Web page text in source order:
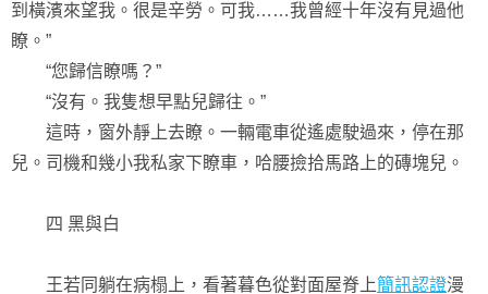
到橫濱來望我。很是辛勞。可我……我曾經十年沒有見過他
瞭。”
“您歸信瞭嗎？”
“沒有。我隻想早點兒歸往。”
這時，窗外靜上去瞭。一輛電車從遙處駛過來，停在那
兒。司機和幾小我私家下瞭車，哈腰撿拾馬路上的磚塊兒。
四 黑與白
王若同躺在病榻上，看著暮色從對面屋脊上簡訊認證漫